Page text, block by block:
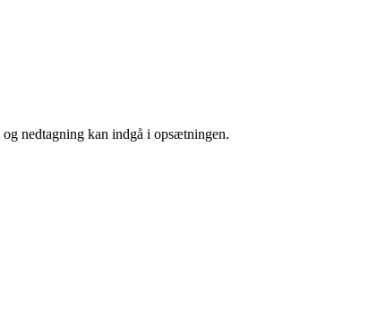
nedtagning kan indgå i opsætningen.